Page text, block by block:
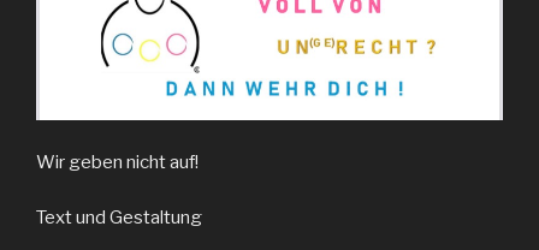
Wir geben nicht auf!
Text und Gestaltung